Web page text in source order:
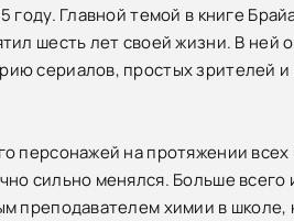
Главной темой в книге
шесть лет своей жизни. В ней
сериалов, простых зрителей и
персонажей на протяжении
сильно менялся. Больше
преподавателем химии в